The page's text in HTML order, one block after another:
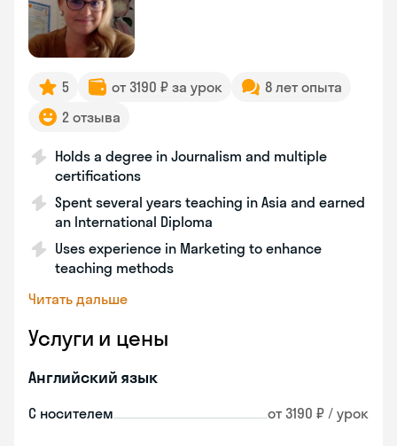
5 от 3190 ₽ за урок
8 лет опыта
2 отзыва
Holds a degree in Journalism and multiple
certifications
Spent several years teaching in Asia and earned
an International Diploma
Uses experience in Marketing to enhance
teaching methods
Читать дальше
Услуги и цены
Английский язык
С носителем от 3190 ₽ / урок